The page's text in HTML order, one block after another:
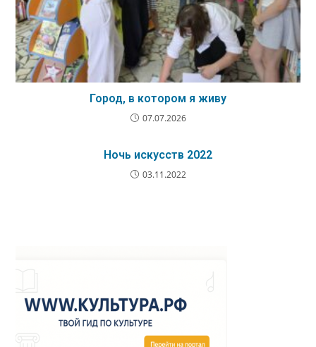
Город, в котором я живу
07.07.2026
Ночь искусств 2022
03.11.2022